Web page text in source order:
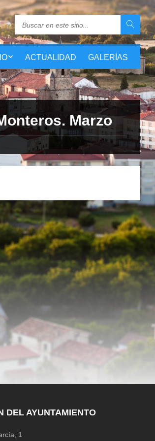
ACTUALIDAD GALERÍAS
Marzo
DEL AYUNTAMIENTO
1